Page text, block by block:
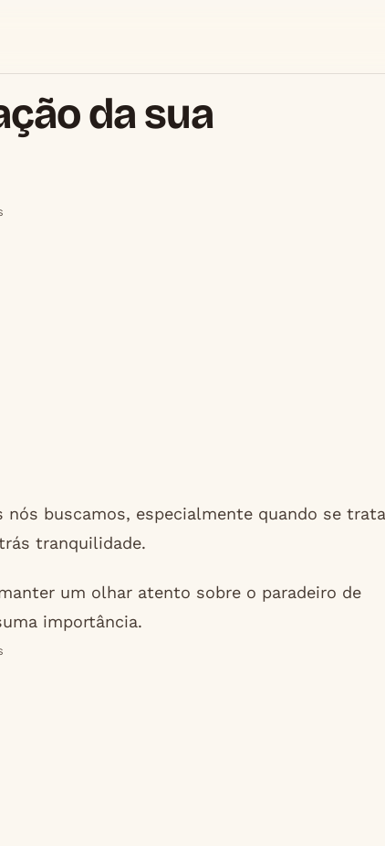
da sua
buscamos, especialmente quando se trata
tranquilidade.
um olhar atento sobre o paradeiro de
importância.